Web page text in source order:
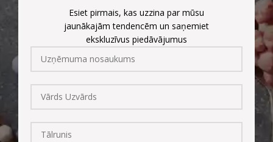
Esiet pirmais, kas uzzina par mūsu
jaunākajām tendencēm un saņemiet
ekskluzīvus piedāvājumus